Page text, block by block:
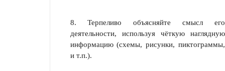
8. Терпеливо объясняйте смысл его
деятельности, используя чёткую наглядную
информацию (схемы, рисунки, пиктограммы,
и т.п.).